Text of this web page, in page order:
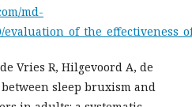
md-
Vries R, Hilgevoord A, de
sleep bruxism and